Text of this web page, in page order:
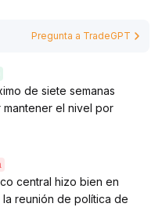
de factores externos
inversores
Pregunta a TradeGPT
de siete semanas
mantener el nivel por
central hizo bien en
la reunión de política de